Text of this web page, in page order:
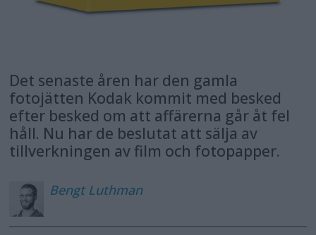
Det senaste åren har den gamla
fotojätten Kodak kommit med besked
efter besked om att affärerna går åt fel
håll. Nu har de beslutat att sälja av
tillverkningen av film och fotopapper.
Bengt Luthman